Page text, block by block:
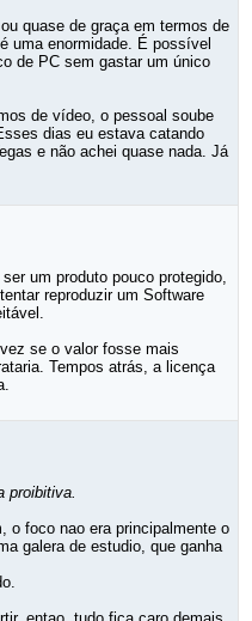
quase de graça em termos de
uma enormidade. É possível
de PC sem gastar um único
de vídeo, o pessoal soube
dias eu estava catando
e não achei quase nada. Já
um produto pouco protegido,
reproduzir um Software
se o valor fosse mais
Tempos atrás, a licença
proibitiva.
o foco nao era principalmente o
galera de estudio, que ganha